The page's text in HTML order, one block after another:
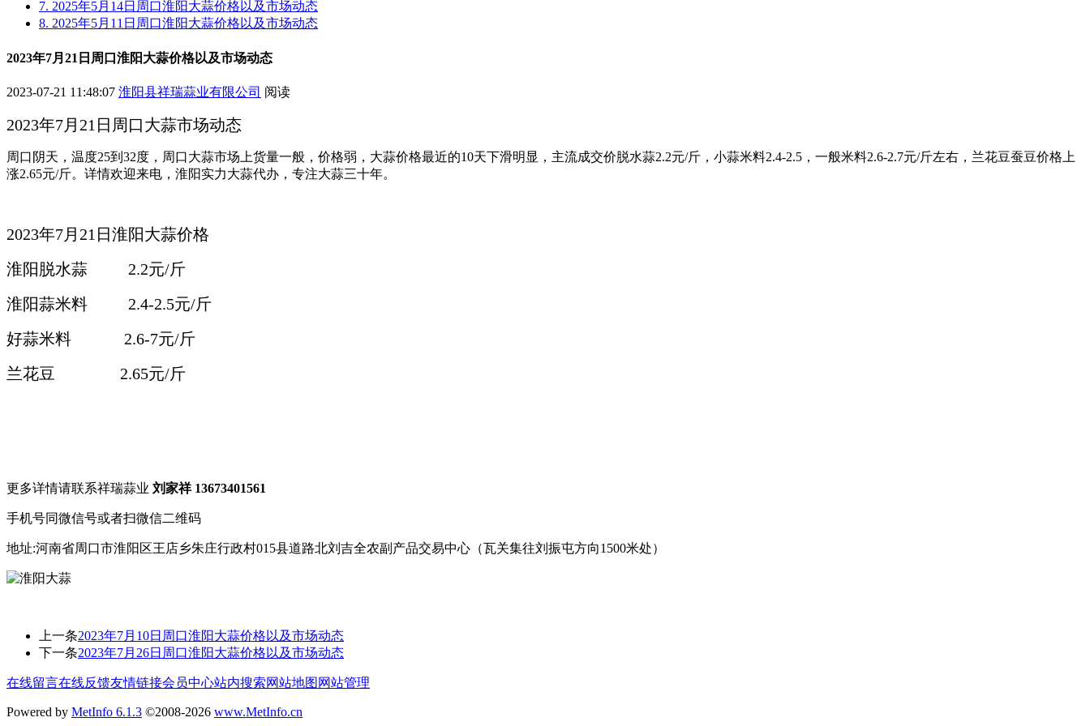
7. 2025年5月14日周口淮阳大蒜价格以及市场动态
8. 2025年5月11日周口淮阳大蒜价格以及市场动态
2023年7月21日周口淮阳大蒜价格以及市场动态
2023-07-21 11:48:07 淮阳县祥瑞蒜业有限公司 阅读
2023年7月21日周口大蒜市场动态
周口阴天，温度25到32度，周口大蒜市场上货量一般，价格弱，大蒜价格最近的10天下滑明显，主流成交价脱水蒜2.2元/斤，小蒜米料2.4-2.5，一般米料2.6-2.7元/斤左右，兰花豆蚕豆价格上
涨2.65元/斤。详情欢迎来电，淮阳实力大蒜代办，专注大蒜三十年。
2023年7月21日淮阳大蒜价格
淮阳脱水蒜 2.2元/斤
淮阳蒜米料 2.4-2.5元/斤
好蒜米料 2.6-7元/斤
兰花豆 2.65元/斤
更多详情请联系祥瑞蒜业 刘家祥 13673401561
手机号同微信号或者扫微信二维码
地址:河南省周口市淮阳区王店乡朱庄行政村015县道路北刘吉全农副产品交易中心（瓦关集往刘振屯方向1500米处）
上一条2023年7月10日周口淮阳大蒜价格以及市场动态
下一条2023年7月26日周口淮阳大蒜价格以及市场动态
在线留言在线反馈友情链接会员中心站内搜索网站地图 网站管理
Powered by MetInfo 6.1.3 ©2008-2026 www.MetInfo.cn